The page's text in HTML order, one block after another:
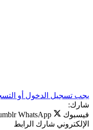
يجب تسجيل الدخول أو
شارك:
فيسبوك
WhatsApp
الإلكتروني شارك الرابط